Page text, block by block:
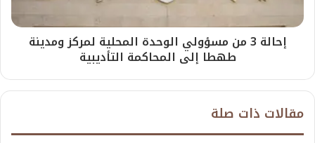
إحالة 3 من مسؤولي الوحدة المحلية لمركز ومدينة
طهطا إلى المحاكمة التأديبية
مقالات ذات صلة